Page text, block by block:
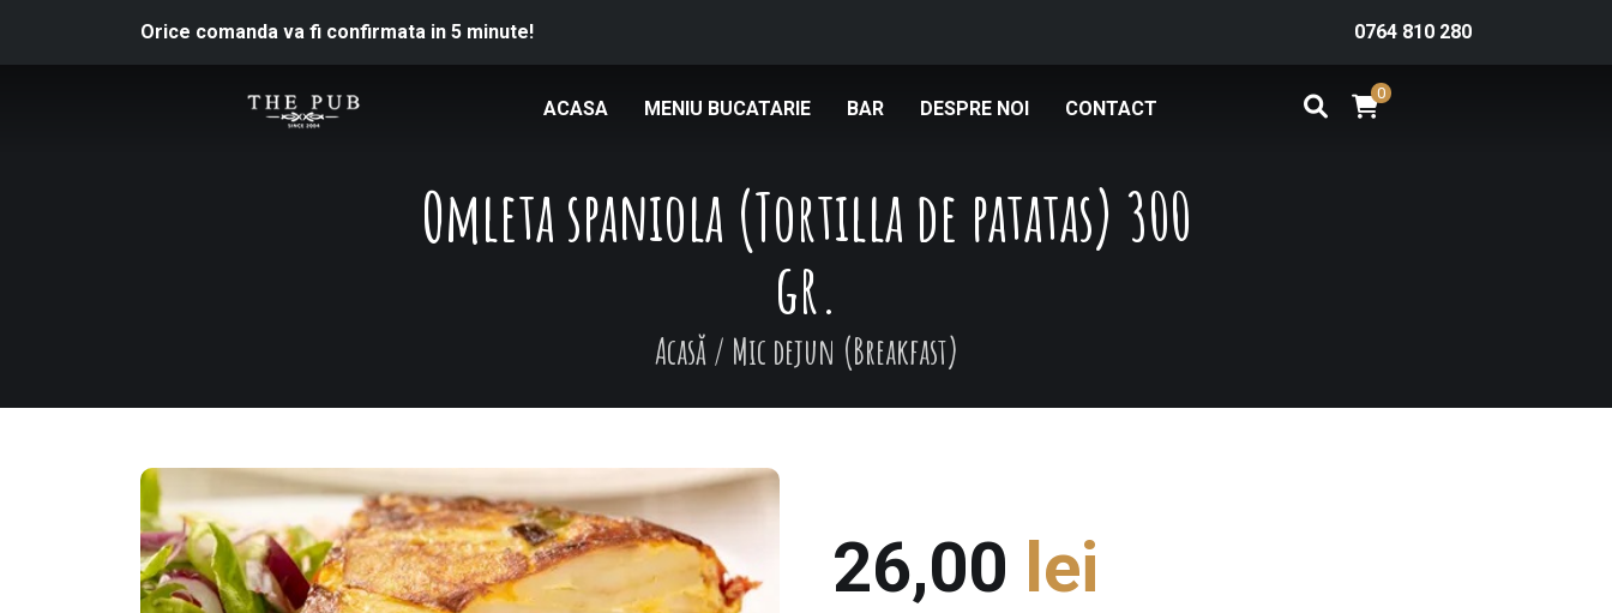
Orice comanda va fi confirmata in 5 minute! 0764 810 280
ACASA MENIU BUCATARIE BAR DESPRE NOI CONTACT
0
Omleta spaniola (Tortilla de patatas) 300
gr.
Acasă / Mic dejun (Breakfast)
26,00 lei